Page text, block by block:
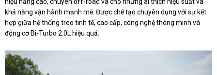
khả năng vận hành mạnh mẽ. Được chế tạo chuyên dụng với sự kết
hợp giữa hệ thống treo tinh tế, cao cấp, công nghệ thông minh và
động cơ Bi-Turbo 2.0L hiệu quả.